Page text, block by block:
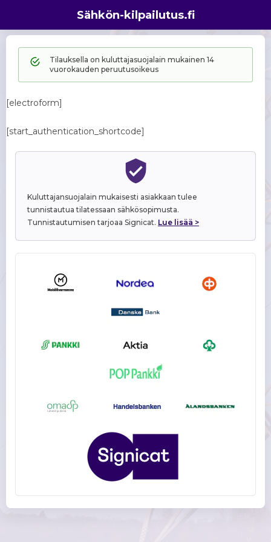
Sähkön-kilpailutus.fi
Tilauksella on kuluttajasuojalain mukainen 14
vuorokauden peruutusoikeus
[electroform]
[start_authentication_shortcode]
Kuluttajansuojalain mukaisesti asiakkaan tulee
tunnistautua tilatessaan sähkösopimusta.
Tunnistautumisen tarjoaa Signicat. Lue lisää >